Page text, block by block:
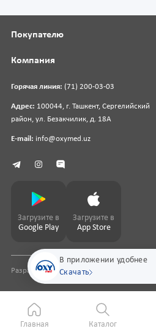
В приложении удобнее
Скачать
Горячая линия: (71) 200-03-03
Адрес: 100044, г. Ташкент, Сергелийский
район, ул. Безакчилик, д. 18А
E-mail: info@oxymed.uz
Покупателю
Компания
Загрузите в
Google Play
Загрузите в
App Store
Разработка сайтаpharmit.uz
Главная Каталог